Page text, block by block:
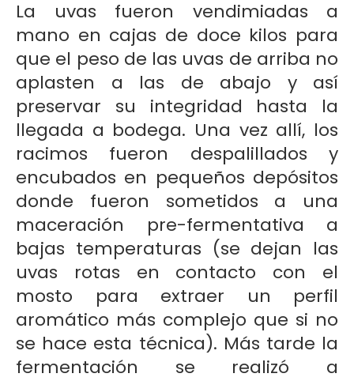
La uvas fueron vendimiadas a
mano en cajas de doce kilos para
que el peso de las uvas de arriba no
aplasten a las de abajo y así
preservar su integridad hasta la
llegada a bodega. Una vez allí, los
racimos fueron despalillados y
encubados en pequeños depósitos
donde fueron sometidos a una
maceración pre-fermentativa a
bajas temperaturas (se dejan las
uvas rotas en contacto con el
mosto para extraer un perfil
aromático más complejo que si no
se hace esta técnica). Más tarde la
fermentación se realizó a